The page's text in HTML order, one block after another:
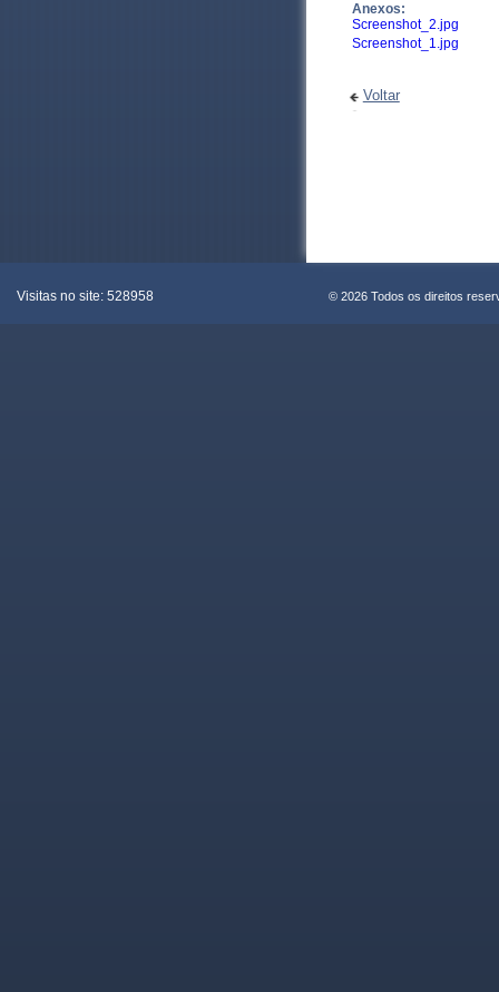
Anexos:
Screenshot_2.jpg
Screenshot_1.jpg
Voltar
Visitas no site: 528958 © 2026 Todos os direitos